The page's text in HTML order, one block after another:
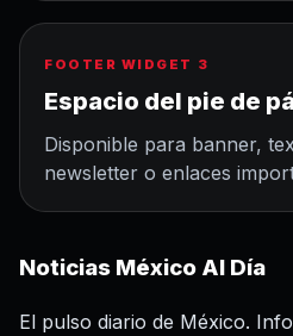
FOOTER WIDGET 3
Espacio del pie de
Disponible para banner,
newsletter o enlaces
Noticias México Al Día
El pulso diario de México.